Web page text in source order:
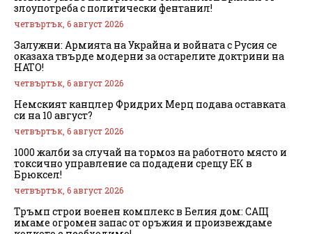
злоупотреба с политически фентанил!
четвъртък, 6 август 2026
Залужни: Армията на Украйна и войната с Русия се
оказаха твърде модерни за остарелите доктрини на
НАТО!
четвъртък, 6 август 2026
Немският канцлер Фридрих Мерц подава оставката
си на 10 август?
четвъртък, 6 август 2026
1000 жалби за случай на тормоз на работното място и
токсично управление са подадени срещу ЕК в
Брюксел!
четвъртък, 6 август 2026
Тръмп строи военен комплекс в Белия дом: САЩ
имаме огромен запас от оръжия и произвеждаме